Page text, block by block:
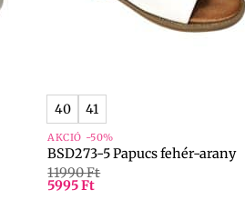
40 41
AKCIÓ -50%
BSD273-5 Papucs fehér-arany
11990Ft
5995Ft